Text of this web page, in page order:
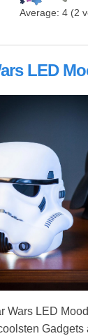
Average: 4 (2
Star Wars Millenium
LED
Wars LED
Gadgets